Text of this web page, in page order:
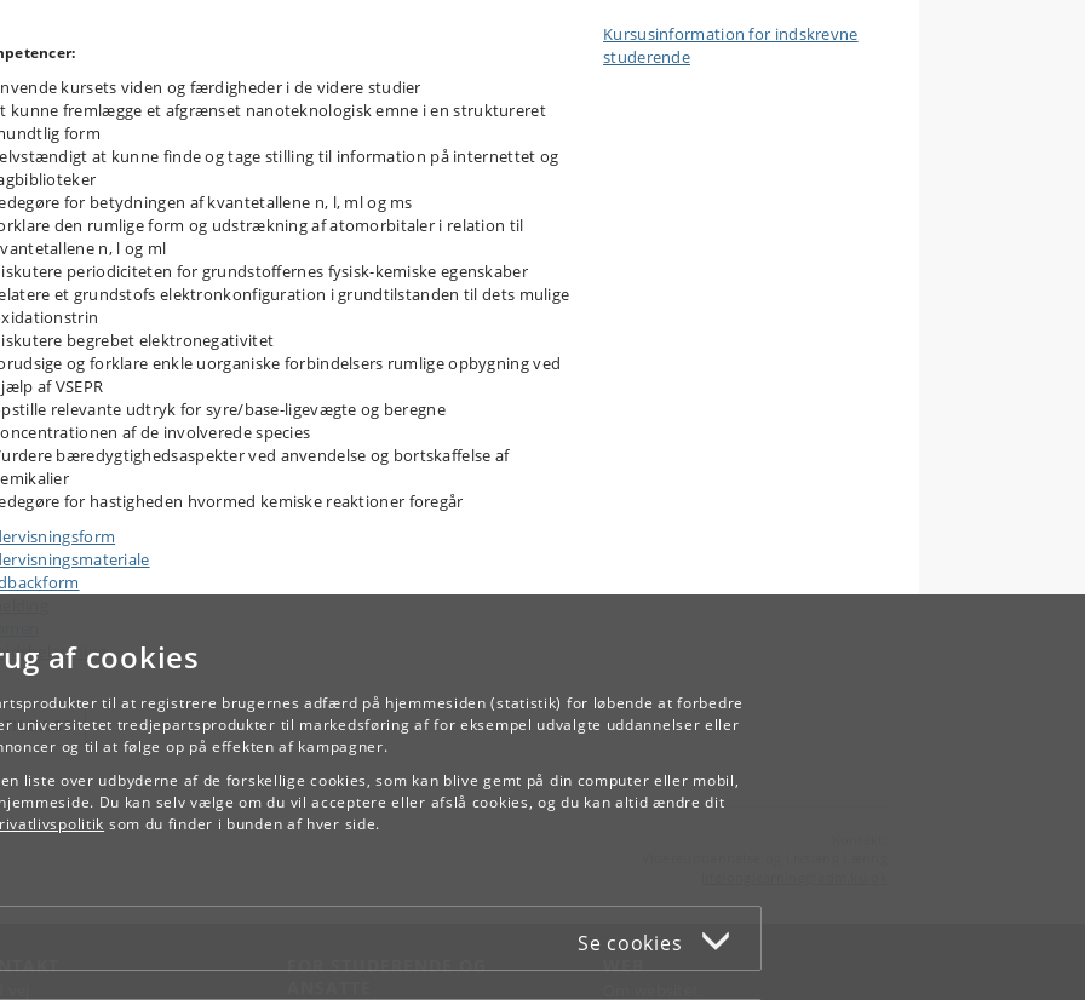
af cookies
til at registrere brugernes adfærd på hjemmesiden (statistik) for løbende at forbedre
universitetet tredjepartsprodukter til markedsføring af for eksempel udvalgte uddannelser eller
og til at følge op på effekten af kampagner.
liste over udbyderne af de forskellige cookies, som kan blive gemt på din computer eller mobil,
Du kan selv vælge om du vil acceptere eller afslå cookies, og du kan altid ændre dit
som du finder i bunden af hver side.
Se cookies
kursets viden og færdigheder i de videre studier
kunne fremlægge et afgrænset nanoteknologisk emne i en struktureret
form
at kunne finde og tage stilling til information på internettet og
for betydningen af kvantetallene n, l, ml og ms
den rumlige form og udstrækning af atomorbitaler i relation til
n, l og ml
periodiciteten for grundstoffernes fysisk-kemiske egenskaber
et grundstofs elektronkonfiguration i grundtilstanden til dets mulige
begrebet elektronegativitet
og forklare enkle uorganiske forbindelsers rumlige opbygning ved
af VSEPR
relevante udtryk for syre/base-ligevægte og beregne
af de involverede species
bæredygtighedsaspekter ved anvendelse og bortskaffelse af
for hastigheden hvormed kemiske reaktioner foregår
Kursusinformation for indskrevne
studerende
TILBAGE
FOR STUDERENDE OG
WEB